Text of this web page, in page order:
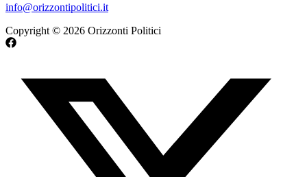
info@orizzontipolitici.it
Copyright © 2026 Orizzonti Politici